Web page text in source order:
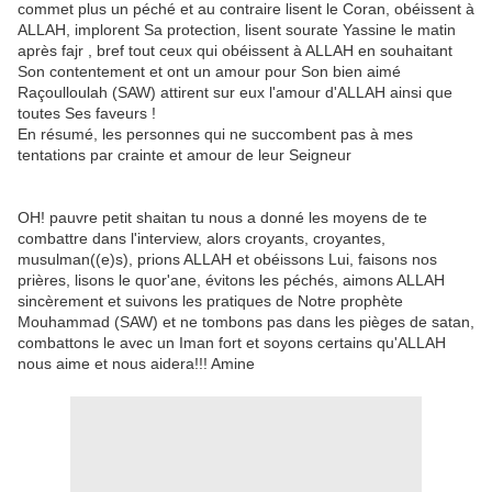
commet plus un péché et au contraire lisent le Coran, obéissent à
ALLAH, implorent Sa protection, lisent sourate Yassine le matin
après fajr , bref tout ceux qui obéissent à ALLAH en souhaitant
Son contentement et ont un amour pour Son bien aimé
Raçoulloulah (SAW) attirent sur eux l'amour d'ALLAH ainsi que
toutes Ses faveurs !
En résumé, les personnes qui ne succombent pas à mes
tentations par crainte et amour de leur Seigneur
OH! pauvre petit shaitan tu nous a donné les moyens de te
combattre dans l'interview, alors croyants, croyantes,
musulman((e)s), prions ALLAH et obéissons Lui, faisons nos
prières, lisons le quor'ane, évitons les péchés, aimons ALLAH
sincèrement et suivons les pratiques de Notre prophète
Mouhammad (SAW) et ne tombons pas dans les pièges de satan,
combattons le avec un Iman fort et soyons certains qu'ALLAH
nous aime et nous aidera!!! Amine